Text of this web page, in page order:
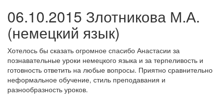
06.10.2015 Злотникова М.А.
(немецкий язык)
Хотелось бы сказать огромное спасибо Анастасии за
познавательные уроки немецкого языка и за терпеливость и
готовность ответить на любые вопросы. Приятно сравнительно
неформальное обучение, стиль преподавания и
разнообразность уроков.